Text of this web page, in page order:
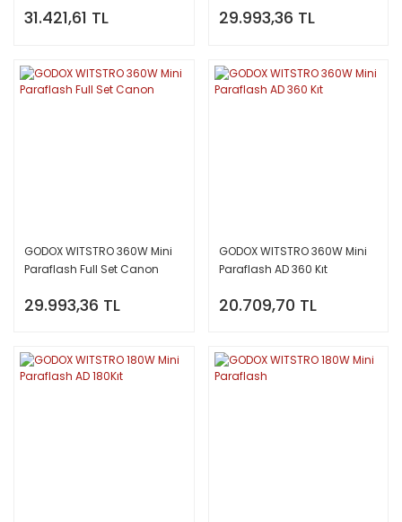
31.421,61 TL 29.993,36 TL
GODOX WITSTRO 360W Mini
Paraflash Full Set Canon
29.993,36 TL
GODOX WITSTRO 360W Mini
Paraflash AD 360 Kıt
20.709,70 TL